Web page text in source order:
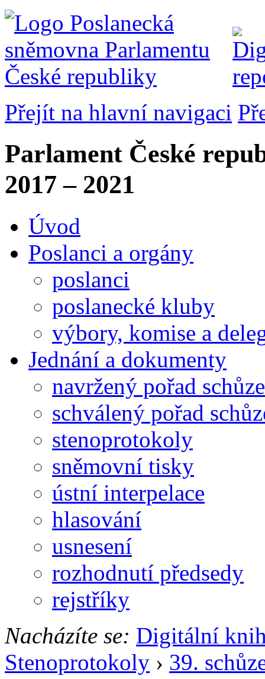
Přejít na hlavní navigaci
Parlament České
2017 – 2021
Úvod
Poslanci a orgány
poslanci
poslanecké kluby
výbory, komise a
Jednání a dokumenty
navržený pořad schůze
schválený pořad
stenoprotokoly
sněmovní tisky
ústní interpelace
hlasování
usnesení
rozhodnutí předsedy
rejstříky
Nacházíte se: Digitální
Stenoprotokoly › 39.